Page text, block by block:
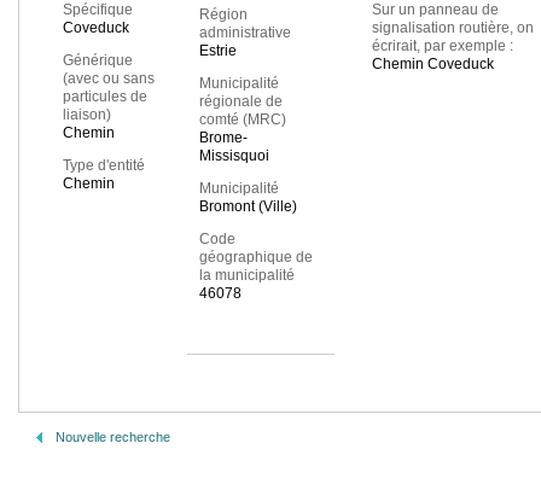
Spécifique
Coveduck
Générique
(avec ou sans
particules de
liaison)
Chemin
Type d'entité
Chemin
Région
administrative
Estrie
Municipalité
régionale de
comté (MRC)
Brome-
Missisquoi
Municipalité
Bromont (Ville)
Code
géographique de
la municipalité
46078
Sur un panneau de
signalisation routière, on
écrirait, par exemple :
Chemin Coveduck
Nouvelle recherche